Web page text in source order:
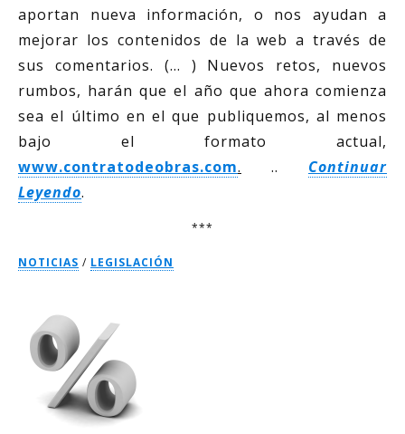
aportan nueva información, o nos ayudan a
mejorar los contenidos de la web a través de
sus comentarios. (… ) Nuevos retos, nuevos
rumbos, harán que el año que ahora comienza
sea el último en el que publiquemos, al menos
bajo el formato actual,
www.contratodeobras.com. .. Continuar
Leyendo.
***
NOTICIAS / LEGISLACIÓN